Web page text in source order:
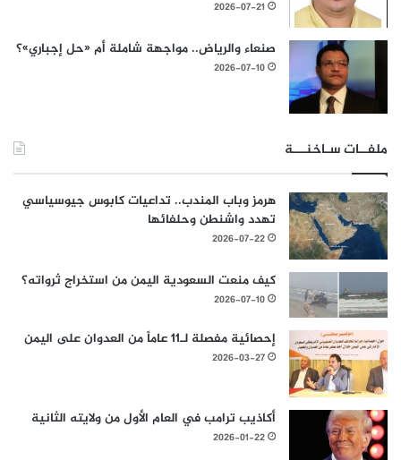
2026-07-21
صنعاء والرياض.. مواجهة شاملة أم «حل إجباري»؟
2026-07-10
ملفــات سـاخنـــة
هرمز وباب المندب.. تداعيات كابوس جيوسياسي
تهدد واشنطن وحلفائها
2026-07-22
كيف منعت السعودية اليمن من استخراج ثرواته؟
2026-07-10
إحصائية مفصلة لـ11 عاماً من العدوان على اليمن
2026-03-27
أكاذيب ترامب في العام الأول من ولايته الثانية
2026-01-22